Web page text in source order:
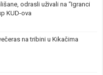
odrasli uživali na “Igranci
KUD-ova
na tribini u Kikačima